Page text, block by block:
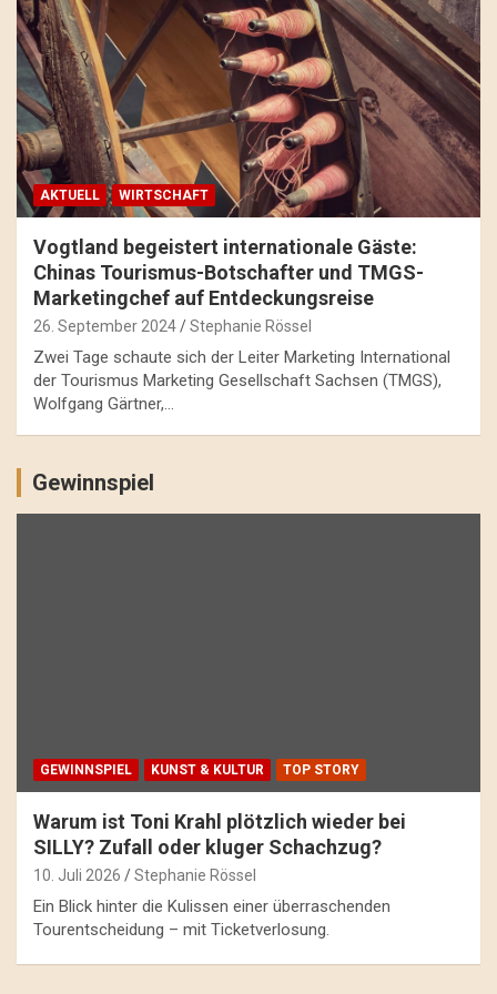
AKTUELL WIRTSCHAFT
Vogtland begeistert internationale Gäste:
Chinas Tourismus-Botschafter und TMGS-
Marketingchef auf Entdeckungsreise
26. September 2024 Stephanie Rössel
Zwei Tage schaute sich der Leiter Marketing International
der Tourismus Marketing Gesellschaft Sachsen (TMGS),
Wolfgang Gärtner,…
Gewinnspiel
GEWINNSPIEL KUNST & KULTUR TOP STORY
Warum ist Toni Krahl plötzlich wieder bei
SILLY? Zufall oder kluger Schachzug?
10. Juli 2026 Stephanie Rössel
Ein Blick hinter die Kulissen einer überraschenden
Tourentscheidung – mit Ticketverlosung.